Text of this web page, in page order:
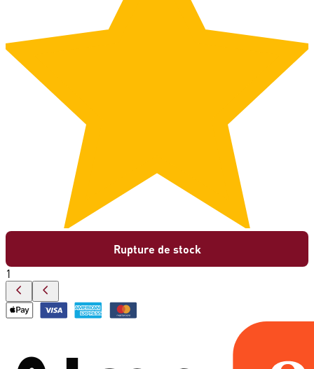
Rupture de stock
1